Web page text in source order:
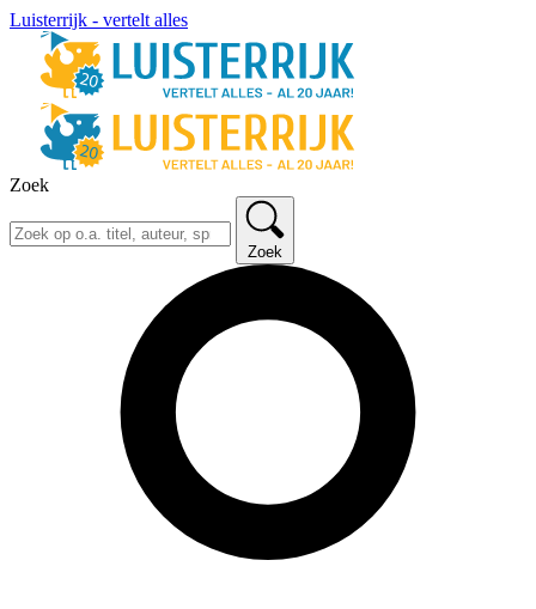
Luisterrijk - vertelt alles
Zoek
Zoek